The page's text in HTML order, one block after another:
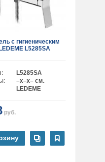
с гигиеническим
L5285SA
L5285SA
–x–x– см.
LEDEME
руб.